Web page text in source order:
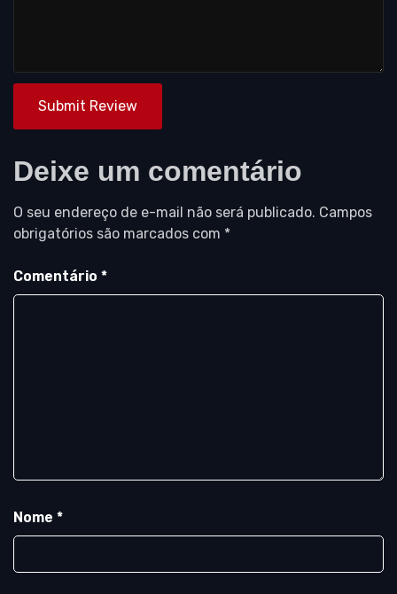
Submit Review
Deixe um comentário
O seu endereço de e-mail não será publicado. Campos
obrigatórios são marcados com *
Comentário *
Nome *